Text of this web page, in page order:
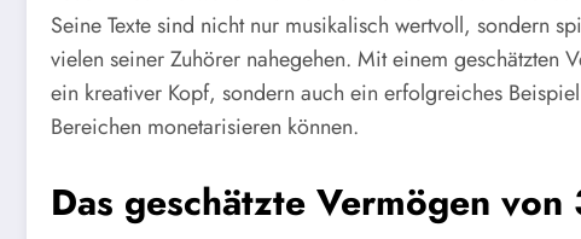
Seine Texte sind nicht nur musikalisch wertvoll, sondern
vielen seiner Zuhörer nahegehen. Mit einem geschätzten
ein kreativer Kopf, sondern auch ein erfolgreiches
Bereichen monetarisieren können.
Das geschätzte Vermögen